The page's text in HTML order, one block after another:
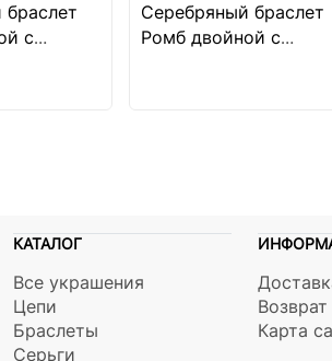
с
Серебряный браслет
Ромб двойной с
КАТАЛОГ
Все украшения
Цепи
Браслеты
Серьги
Возврат
Карта